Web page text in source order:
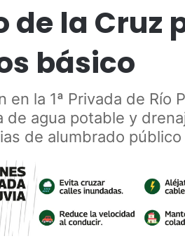
de la Cruz
básico
en la 1ª Privada de Río
de agua potable y
de alumbrado